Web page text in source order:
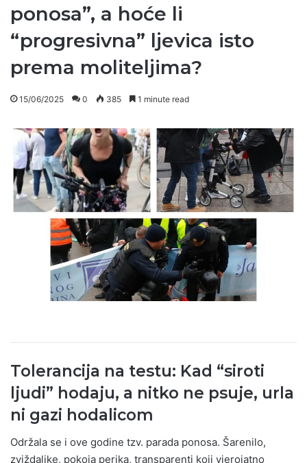
ponosa”, a hoće li
“progresivna” ljevica isto
prema moliteljima?
15/06/2025 0 385 1 minute read
Tolerancija na testu: Kad “siroti
ljudi” hodaju, a nitko ne psuje, urla
ni gazi hodalicom
Održala se i ove godine tzv. parada ponosa. Šarenilo,
zviždaljke, pokoja perika, transparenti koji vjerojatno